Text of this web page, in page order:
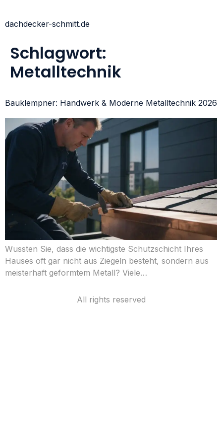
dachdecker-schmitt.de
Schlagwort:
Metalltechnik
Bauklempner: Handwerk & Moderne Metalltechnik 2026
Wussten Sie, dass die wichtigste Schutzschicht Ihres
Hauses oft gar nicht aus Ziegeln besteht, sondern aus
meisterhaft geformtem Metall? Viele…
All rights reserved